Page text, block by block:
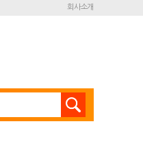
회사소개